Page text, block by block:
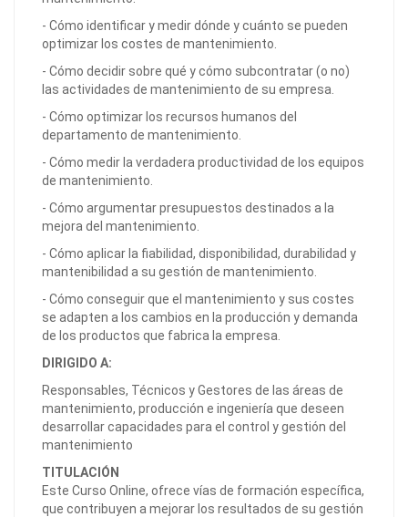
- Cómo identificar y medir dónde y cuánto se pueden
optimizar los costes de mantenimiento.
- Cómo decidir sobre qué y cómo subcontratar (o no)
las actividades de mantenimiento de su empresa.
- Cómo optimizar los recursos humanos del
departamento de mantenimiento.
- Cómo medir la verdadera productividad de los equipos
de mantenimiento.
- Cómo argumentar presupuestos destinados a la
mejora del mantenimiento.
- Cómo aplicar la fiabilidad, disponibilidad, durabilidad y
mantenibilidad a su gestión de mantenimiento.
- Cómo conseguir que el mantenimiento y sus costes
se adapten a los cambios en la producción y demanda
de los productos que fabrica la empresa.
DIRIGIDO A:
Responsables, Técnicos y Gestores de las áreas de
mantenimiento, producción e ingeniería que deseen
desarrollar capacidades para el control y gestión del
mantenimiento
TITULACIÓN
Este Curso Online, ofrece vías de formación específica,
que contribuyen a mejorar los resultados de su gestión